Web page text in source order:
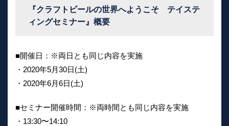
『クラフトビールの世界へようこそ テイステ
ィングセミナー』 概要
■開催日：※両日とも同じ内容を実施
・2020年5月30日(土)
・2020年6月6日(土)
■セミナー開催時間：※両時間とも同じ内容を実施
・13:30〜14:10